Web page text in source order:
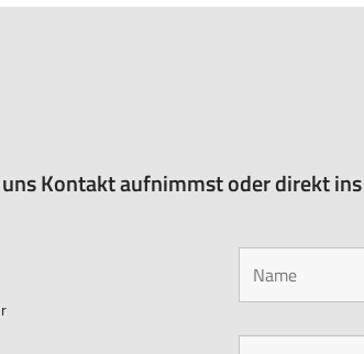
Kontakt aufnimmst oder direkt